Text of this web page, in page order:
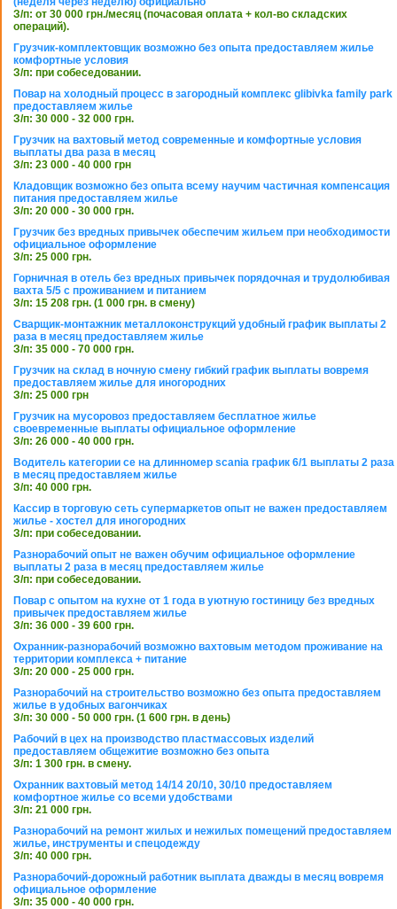
З/п: от 30 000 грн./месяц (почасовая оплата + кол-во складских
операций).
Грузчик-комплектовщик возможно без опыта предоставляем жилье
комфортные условия
З/п: при собеседовании.
Повар на холодный процесс в загородный комплекс glibivka family park
предоставляем жилье
З/п: 30 000 - 32 000 грн.
Грузчик на вахтовый метод современные и комфортные условия
выплаты два раза в месяц
З/п: 23 000 - 40 000 грн
Кладовщик возможно без опыта всему научим частичная компенсация
питания предоставляем жилье
З/п: 20 000 - 30 000 грн.
Грузчик без вредных привычек обеспечим жильем при необходимости
официальное оформление
З/п: 25 000 грн.
Горничная в отель без вредных привычек порядочная и трудолюбивая
вахта 5/5 с проживанием и питанием
З/п: 15 208 грн. (1 000 грн. в смену)
Сварщик-монтажник металлоконструкций удобный график выплаты 2
раза в месяц предоставляем жилье
З/п: 35 000 - 70 000 грн.
Грузчик на склад в ночную смену гибкий график выплаты вовремя
предоставляем жилье для иногородних
З/п: 25 000 грн
Грузчик на мусоровоз предоставляем бесплатное жилье
своевременные выплаты официальное оформление
З/п: 26 000 - 40 000 грн.
Водитель категории се на длинномер scania график 6/1 выплаты 2 раза
в месяц предоставляем жилье
З/п: 40 000 грн.
Кассир в торговую сеть супермаркетов опыт не важен предоставляем
жилье - хостел для иногородних
З/п: при собеседовании.
Разнорабочий опыт не важен обучим официальное оформление
выплаты 2 раза в месяц предоставляем жилье
З/п: при собеседовании.
Повар с опытом на кухне от 1 года в уютную гостиницу без вредных
привычек предоставляем жилье
З/п: 36 000 - 39 600 грн.
Охранник-разнорабочий возможно вахтовым методом проживание на
территории комплекса + питание
З/п: 20 000 - 25 000 грн.
Разнорабочий на строительство возможно без опыта предоставляем
жилье в удобных вагончиках
З/п: 30 000 - 50 000 грн. (1 600 грн. в день)
Рабочий в цех на производство пластмассовых изделий
предоставляем общежитие возможно без опыта
З/п: 1 300 грн. в смену.
Охранник вахтовый метод 14/14 20/10, 30/10 предоставляем
комфортное жилье со всеми удобствами
З/п: 21 000 грн.
Разнорабочий на ремонт жилых и нежилых помещений предоставляем
жилье, инструменты и спецодежду
З/п: 40 000 грн.
Разнорабочий-дорожный работник выплата дважды в месяц вовремя
официальное оформление
З/п: 35 000 - 40 000 грн.